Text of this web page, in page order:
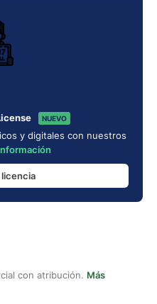
NUEVO
y digitales con nuestros
con atribución. Más